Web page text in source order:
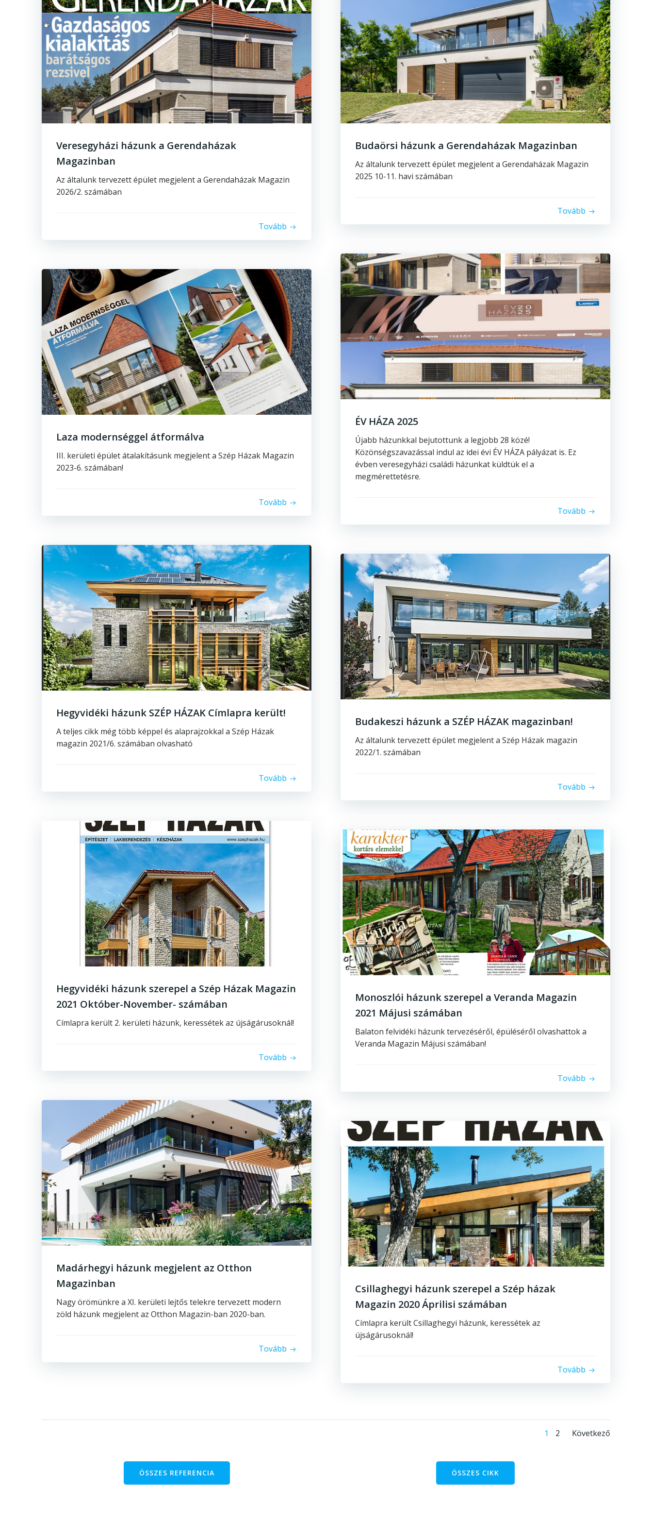
Veresegyházi házunk a Gerendaházak
Magazinban
Az általunk tervezett épület megjelent a Gerendaházak Magazin
2026/2. számában
Tovább
Budaörsi házunk a Gerendaházak Magazinban
Az általunk tervezett épület megjelent a Gerendaházak Magazin
2025 10-11. havi számában
Tovább
ÉV HÁZA 2025
Újabb házunkkal bejutottunk a legjobb 28 közé!
Közönségszavazással indul az idei évi ÉV HÁZA pályázat is. Ez
évben veresegyházi családi házunkat küldtük el a
megmérettetésre.
Tovább
Laza modernséggel átformálva
III. kerületi épület átalakításunk megjelent a Szép Házak Magazin
2023-6. számában!
Tovább
Hegyvidéki házunk SZÉP HÁZAK Címlapra került!
A teljes cikk még több képpel és alaprajzokkal a Szép Házak
magazin 2021/6. számában olvasható
Tovább
Budakeszi házunk a SZÉP HÁZAK magazinban!
Az általunk tervezett épület megjelent a Szép Házak magazin
2022/1. számában
Tovább
Hegyvidéki házunk szerepel a Szép Házak Magazin
2021 Október-November- számában
Címlapra került 2. kerületi házunk, keressétek az újságárusoknál!
Tovább
Monoszlói házunk szerepel a Veranda Magazin
2021 Májusi számában
Balaton felvidéki házunk tervezéséről, épüléséről olvashattok a
Veranda Magazin Májusi számában!
Tovább
Madárhegyi házunk megjelent az Otthon
Magazinban
Nagy örömünkre a XI. kerületi lejtős telekre tervezett modern
zöld házunk megjelent az Otthon Magazin-ban 2020-ban.
Tovább
Csillaghegyi házunk szerepel a Szép házak
Magazin 2020 Áprilisi számában
Címlapra került Csillaghegyi házunk, keressétek az
újságárusoknál!
Tovább
Posts
Page
1 Page
2
Posts
Következő
ÖSSZES REFERENCIA ÖSSZES CIKK